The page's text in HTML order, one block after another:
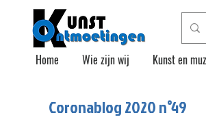
Home Wie zijn wij Kunst en
49
Coronablog 2020 n°